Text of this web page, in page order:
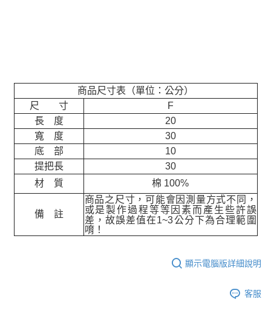
商品尺寸表（單位：公分）
尺 寸
F
長 度
20
寬 度
30
底 部
10
提把長
30
材 質
棉 100%
備 註
商品之尺寸，可能會因測量方式不同，
或是製作過程等等因素而產生些許誤
差，故誤差值在1~3公分下為合理範圍
唷！
顯示電腦版詳細說明
客服